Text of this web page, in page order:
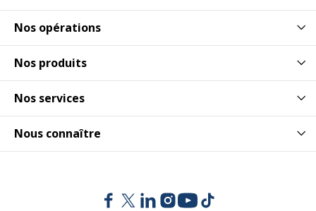
Nos opérations
Nos produits
Nos services
Nous connaître